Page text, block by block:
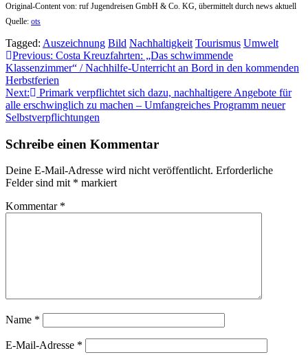
Original-Content von: ruf Jugendreisen GmbH & Co. KG, übermittelt durch news aktuell
Quelle: ots
Tagged: Auszeichnung Bild Nachhaltigkeit Tourismus Umwelt
Beitragsnavigation
Previous: Costa Kreuzfahrten: „Das schwimmende
Klassenzimmer“ / Nachhilfe-Unterricht an Bord in den kommenden
Herbstferien
Next:
Primark verpflichtet sich dazu, nachhaltigere Angebote für
alle erschwinglich zu machen – Umfangreiches Programm neuer
Selbstverpflichtungen
Schreibe einen Kommentar
Deine E-Mail-Adresse wird nicht veröffentlicht. Erforderliche
Felder sind mit * markiert
Kommentar *
Name *
E-Mail-Adresse *